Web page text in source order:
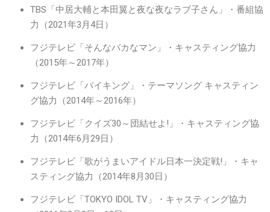
TBS「中居大輔と本田翼と夜な夜なラブ子さん」・番組協
力（2021年3月4日）
フジテレビ「そんなバカなマン」・キャスティング協力
（2015年～2017年）
フジテレビ「バイキング」・テーマソング キャスティン
グ協力（2014年～2016年）
フジテレビ「クイズ30～団結せよ!」・キャスティング協
力（2014年6月29日）
フジテレビ「歌がうまいアイドル日本一決定戦!」・キャ
スティング協力（2014年8月30日）
フジテレビ「TOKYO IDOL TV」・キャスティング協力